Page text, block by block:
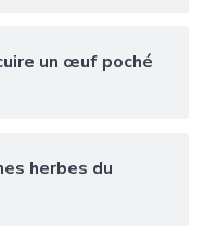
un œuf poché
herbes du